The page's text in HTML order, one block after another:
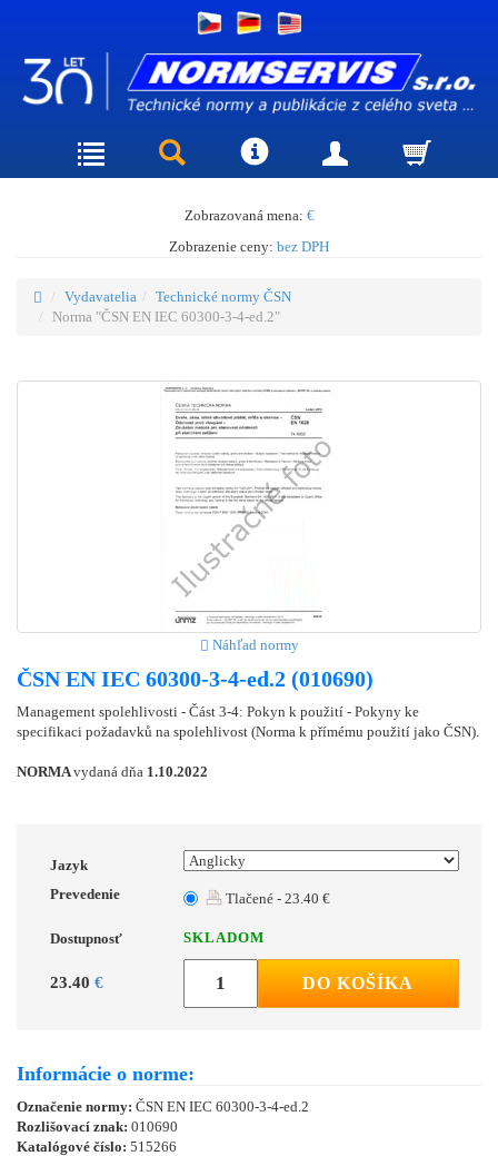
Zobrazovaná mena: €
Zobrazenie ceny: bez DPH
Vydavatelia
Technické normy ČSN
Norma "ČSN EN IEC 60300-3-4-ed.2"
Náhľad normy
ČSN EN IEC 60300-3-4-ed.2 (010690)
Management spolehlivosti - Část 3-4: Pokyn k použití - Pokyny ke
specifikaci požadavků na spolehlivost (Norma k přímému použití jako ČSN).
NORMAvydaná dňa 1.10.2022
Jazyk
Prevedenie
Tlačené - 23.40 €
Dostupnosť SKLADOM
23.40 € DO KOŠÍKA
Informácie o norme:
Označenie normy: ČSN EN IEC 60300-3-4-ed.2
Rozlišovací znak: 010690
Katalógové číslo: 515266